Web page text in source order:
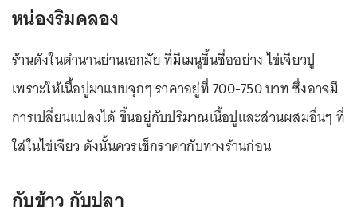
หน่องริมคลอง
ร้านดังในตำนานย่านเอกมัย ที่มีเมนูขึ้นชื่ออย่าง ไข่เจียวปู
เพราะให้เนื้อปูมาแบบจุกๆ ราคาอยู่ที่ 700-750 บาท ซึ่งอาจมี
การเปลี่ยนแปลงได้ ขึ้นอยู่กับปริมาณเนื้อปูและส่วนผสมอื่นๆ ที่
ใส่ในไข่เจียว ดังนั้นควรเช็กราคากับทางร้านก่อน
กับข้าว กับปลา